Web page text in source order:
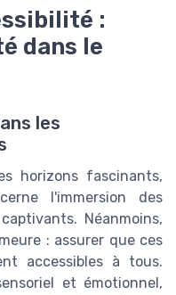
:
dans le
les
horizons fascinants,
l'immersion des
Néanmoins,
: assurer que ces
accessibles à tous.
et émotionnel,